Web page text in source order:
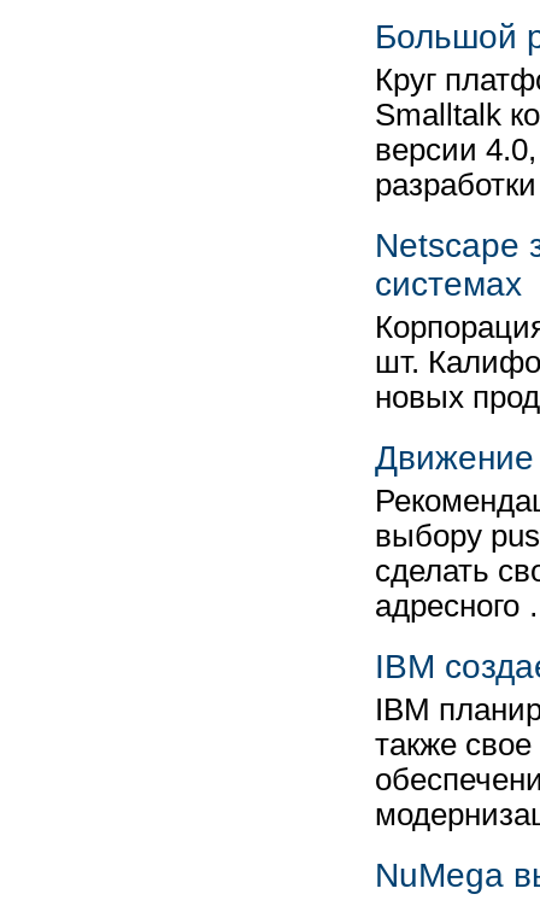
Большой
Круг
Smalltalk
версии
Netscape
системах
шт.
новых
Движение
выбору
сделать
адресного
IBM
IBM
также
NuMega